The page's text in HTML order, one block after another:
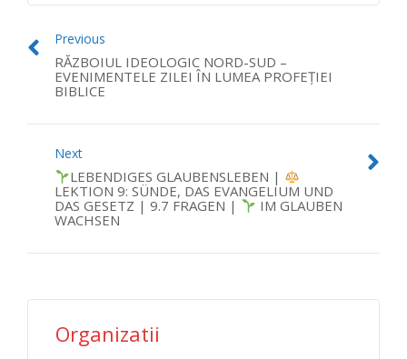
Previous
RĂZBOIUL IDEOLOGIC NORD-SUD –
EVENIMENTELE ZILEI ÎN LUMEA PROFEȚIEI
BIBLICE
Next
LEBENDIGES GLAUBENSLEBEN |
LEKTION 9: SÜNDE, DAS EVANGELIUM UND
DAS GESETZ | 9.7 FRAGEN |
IM GLAUBEN
WACHSEN
Organizatii